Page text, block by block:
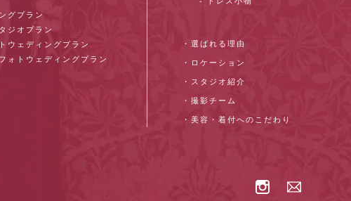
グプラン
ジオプラン
ウェディングプラン
ォトウェディングプラン
・選ばれる理由
・ロケーション
・スタジオ紹介
・撮影チーム
・美容・着付へのこだわり